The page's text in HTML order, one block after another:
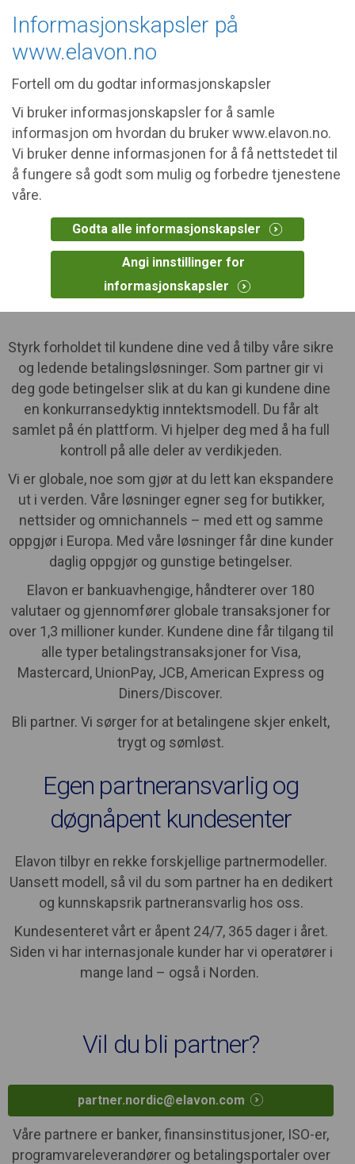
Informasjonskapsler på
www.elavon.no
Fortell om du godtar informasjonskapsler
Vi bruker informasjonskapsler for å samle
informasjon om hvordan du bruker www.elavon.no.
Vi bruker denne informasjonen for å få nettstedet til
å fungere så godt som mulig og forbedre tjenestene
våre.
Godta alle informasjonskapsler
Angi innstillinger for
informasjonskapsler
The site you requested may not be
relevant in your area. United States
Sammen blir vi bedre
Med betalingsløsning fra Elavon gir du kundene
dine tilgang til alle internasjonale kort. Du
trenger kun én avtale og ett oppgjør.
Partnere
Styrk forholdet til kundene dine ved å tilby våre sikre
og ledende betalingsløsninger. Som partner gir vi
deg gode betingelser slik at du kan gi kundene dine
en konkurransedyktig inntektsmodell. Du får alt
samlet på én plattform. Vi hjelper deg med å ha full
kontroll på alle deler av verdikjeden.
Vi er globale, noe som gjør at du lett kan ekspandere
ut i verden. Våre løsninger egner seg for butikker,
nettsider og omnichannels – med ett og samme
oppgjør i Europa. Med våre løsninger får dine kunder
daglig oppgjør og gunstige betingelser.
Elavon er bankuavhengige, håndterer over 180
valutaer og gjennomfører globale transaksjoner for
over 1,3 millioner kunder. Kundene dine får tilgang til
alle typer betalingstransaksjoner for Visa,
Mastercard, UnionPay, JCB, American Express og
Diners/Discover.
Bli partner. Vi sørger for at betalingene skjer enkelt,
trygt og sømløst.
Egen partneransvarlig og
døgnåpent kundesenter
Elavon tilbyr en rekke forskjellige partnermodeller.
Uansett modell, så vil du som partner ha en dedikert
og kunnskapsrik partneransvarlig hos oss.
Kundesenteret vårt er åpent 24/7, 365 dager i året.
Siden vi har internasjonale kunder har vi operatører i
mange land – også i Norden.
Vil du bli partner?
partner.nordic@elavon.com
Våre partnere er banker, finansinstitusjoner, ISO-er,
programvareleverandører og betalingsportaler over